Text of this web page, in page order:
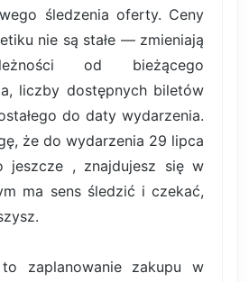
śledzenia oferty. Ceny
nie są stałe — zmieniają
od bieżącego
liczby dostępnych biletów
do daty wydarzenia.
że do wydarzenia 29 lipca
jeszcze , znajdujesz się w
ma sens śledzić i czekać,
zaplanowanie zakupu w